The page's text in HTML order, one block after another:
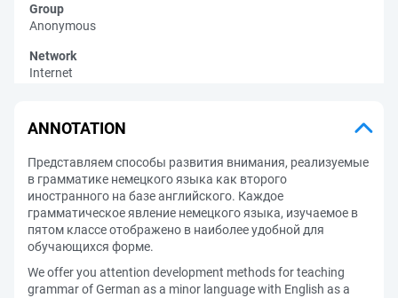
Group
Anonymous
Network
Internet
ANNOTATION
Представляем способы развития внимания, реализуемые
в грамматике немецкого языка как второго
иностранного на базе английского. Каждое
грамматическое явление немецкого языка, изучаемое в
пятом классе отображено в наиболее удобной для
обучающихся форме.
We offer you attention development methods for teaching
grammar of German as a minor language with English as a